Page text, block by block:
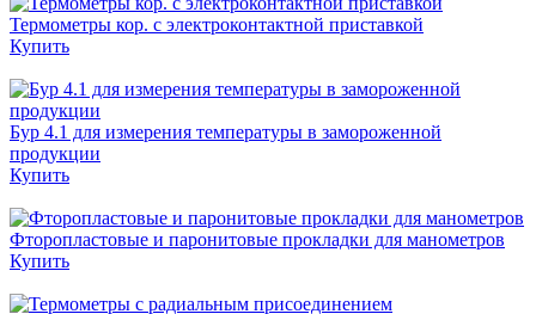
Термометры кор. с электроконтактной приставкой
Купить
Бур 4.1 для измерения температуры в замороженной
продукции
Купить
Фторопластовые и паронитовые прокладки для манометров
Купить